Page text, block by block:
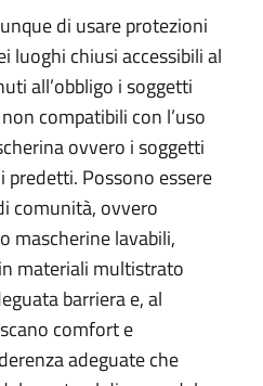
di usare protezioni
luoghi chiusi accessibili al
all’obbligo i soggetti
compatibili con l’uso
ovvero i soggetti
predetti. Possono essere
comunità, ovvero
mascherine lavabili,
materiali multistrato
barriera e, al
comfort e
adeguate che